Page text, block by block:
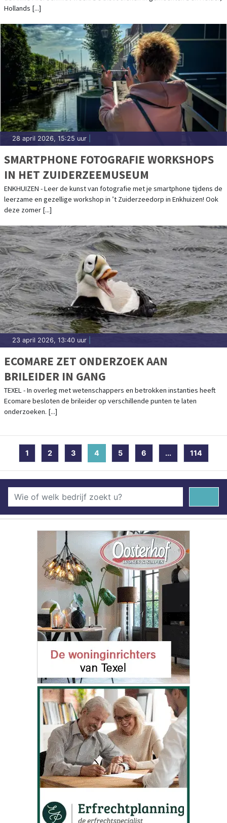
Hollands [...]
28 april 2026, 15:25 uur
SMARTPHONE FOTOGRAFIE WORKSHOPS
IN HET ZUIDERZEEMUSEUM
ENKHUIZEN - Leer de kunst van fotografie met je smartphone tijdens de
leerzame en gezellige workshop in ’t Zuiderzeedorp in Enkhuizen! Ook
deze zomer [...]
23 april 2026, 13:40 uur
ECOMARE ZET ONDERZOEK AAN
BRILEIDER IN GANG
TEXEL - In overleg met wetenschappers en betrokken instanties heeft
Ecomare besloten de brileider op verschillende punten te laten
onderzoeken. [...]
1 2 3 4 (current)
5 6 ... 114